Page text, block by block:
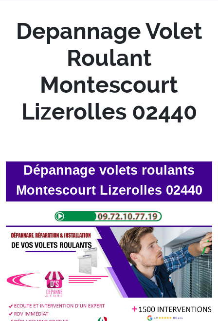
Depannage Volet
Roulant
Montescourt
Lizerolles 02440
Dépannage volets roulants
Montescourt Lizerolles 02440